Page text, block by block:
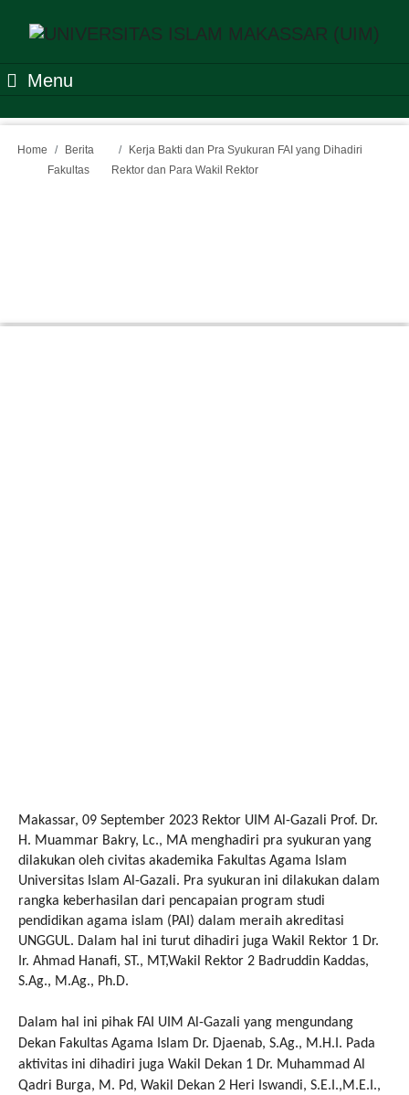
Menu
Home
Berita
Fakultas
Kerja Bakti dan Pra Syukuran FAI yang Dihadiri
Rektor dan Para Wakil Rektor
Makassar, 09 September 2023 Rektor UIM Al-Gazali Prof. Dr.
H. Muammar Bakry, Lc., MA menghadiri pra syukuran yang
dilakukan oleh civitas akademika Fakultas Agama Islam
Universitas Islam Al-Gazali. Pra syukuran ini dilakukan dalam
rangka keberhasilan dari pencapaian program studi
pendidikan agama islam (PAI) dalam meraih akreditasi
UNGGUL. Dalam hal ini turut dihadiri juga Wakil Rektor 1 Dr.
Ir. Ahmad Hanafi, ST., MT,Wakil Rektor 2 Badruddin Kaddas,
S.Ag., M.Ag., Ph.D.
Dalam hal ini pihak FAI UIM Al-Gazali yang mengundang
Dekan Fakultas Agama Islam Dr. Djaenab, S.Ag., M.H.I. Pada
aktivitas ini dihadiri juga Wakil Dekan 1 Dr. Muhammad Al
Qadri Burga, M. Pd, Wakil Dekan 2 Heri Iswandi, S.E.I.,M.E.I.,